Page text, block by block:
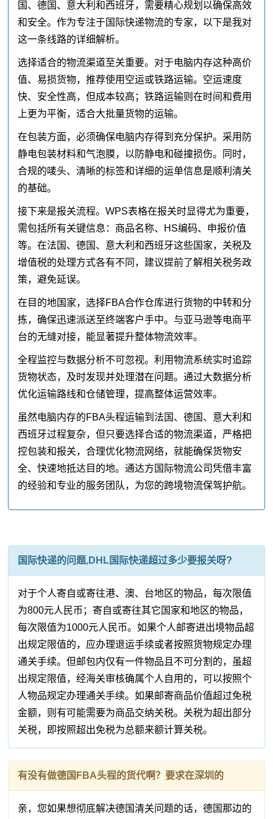
国、德国、意大利和西班牙，需要精心规划以确保高效
和安全。作为专注于国际快递物流的专家，以下是我对
这一条线路的详细解析。
选择适合的物流渠道至关重要。对于电脑内存这种高价
值、易损货物，推荐使用空运或铁路运输。空运速度
快、安全性高，但成本较高；铁路运输则在时间和费用
上更为平衡，适合大批量货物的运输。
在包装方面，必须确保电脑内存得到充分保护。采用防
静电包装材料和气泡膜，以防静电和碰撞损伤。同时，
合规的唛头、清晰的标签和详细的运单信息是顺利清关
的基础。
接下来是报关流程。WPS表格在报关时显得尤为重要，
需包括所有关键信息：商品名称、HS编码、申报价值
等。在法国、德国、意大利和西班牙这些国家，关税及
增值税的处理方式各有不同，建议提前了解相关税务政
策，避免延误。
在目的地国家，选择FBA合作仓库进行货物的中转和分
拣，确保迅速派送至终端客户手中。与亚马逊等电商平
台的无缝对接，能显著提升整体物流效率。
全程监控与数据分析不可忽视。利用物流系统实时追踪
货物状态，及时发现并处理潜在问题。通过大数据分析
优化运输路线和仓储管理，提高整体运营效率。
虽然电脑内存的FBA头程运输到法国、德国、意大利和
西班牙过程复杂，但只要选择合适的物流渠道，严格把
控包装和报关，合理优化物流网络，就能确保货物安
全、快速地抵达目的地。通达方国际物流公司凭借丰富
的经验和专业的服务团队，为您的跨境物流保驾护航。
国际快递的问题,DHL国际快递超过多少要报关呀?
对于个人寄自或寄往港、澳、台地区的物品，每次限值
为800元人民币；寄自或寄往其它国家和地区的物品，
每次限值为1000元人民币。如果个人邮寄进出境物品超
出规定限值的，应办理退运手续或者按照货物规定办理
通关手续。但邮包内仅有一件物品且不可分割的，虽超
出规定限值，经海关审核确属个人自用的，可以按照个
人物品规定办理通关手续。如果邮寄商品价值超过免税
金额，则有可能需要为商品交纳关税。关税为超出部分
关税，即按照超出免税为总额来额计算关税。
有没有做德国FBA头程的货代啊？要求在深圳的
亲，您如果想彻底解决德国清关问题的话，德国那边的